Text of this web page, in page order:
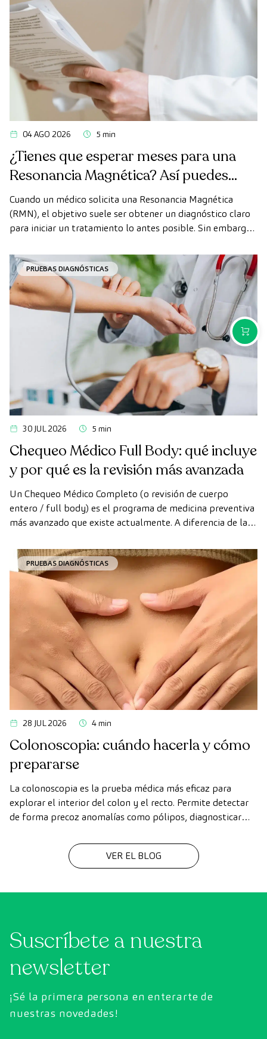
04 AGO 2026 5 min
¿Tienes que esperar meses para una
Resonancia Magnética? Así puedes
realizarte la prueba de forma rápida
como paciente privado
Cuando un médico solicita una Resonancia Magnética
(RMN), el objetivo suele ser obtener un diagnóstico claro
para iniciar un tratamiento lo antes posible. Sin embargo,
pueden demorarse más de lo deseado.
PRUEBAS DIAGNÓSTICAS
30 JUL 2026 5 min
Chequeo Médico Full Body: qué incluye
y por qué es la revisión más avanzada
Un Chequeo Médico Completo (o revisión de cuerpo
entero / full body) es el programa de medicina preventiva
más avanzado que existe actualmente. A diferencia de las
tecnología de diagnóstico por la imagen de última
generación para evaluar de forma exhaustiva el estado de
los órganos vitales, el sistema vascular y el cerebro antes
de que aparezcan los primeros síntomas.
PRUEBAS DIAGNÓSTICAS
28 JUL 2026 4 min
Colonoscopia: cuándo hacerla y cómo
prepararse
La colonoscopia es la prueba médica más eficaz para
explorar el interior del colon y el recto. Permite detectar
de forma precoz anomalías como pólipos, diagnosticar
VER EL BLOG
Suscríbete a nuestra
newsletter
¡Sé la primera persona en enterarte de
nuestras novedades!